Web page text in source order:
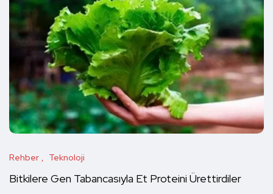
Rehber Teknoloji
Bitkilere Gen Tabancasıyla Et Proteini Ürettirdiler